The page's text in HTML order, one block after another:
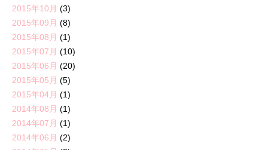
2015年10月 (3)
2015年09月 (8)
2015年08月 (1)
2015年07月 (10)
2015年06月 (20)
2015年05月 (5)
2015年04月 (1)
2014年08月 (1)
2014年07月 (1)
2014年06月 (2)